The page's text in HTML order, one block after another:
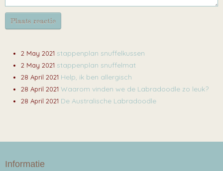
Plaats reactie
2 May 2021 stappenplan snuffelkussen
2 May 2021 stappenplan snuffelmat
28 April 2021 Help, ik ben allergisch
28 April 2021 Waarom vinden we de Labradoodle zo leuk?
28 April 2021 De Australische Labradoodle
Informatie